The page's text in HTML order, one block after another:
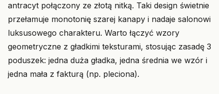
antracyt połączony ze złotą nitką. Taki design świetnie
przełamuje monotonię szarej kanapy i nadaje salonowi
luksusowego charakteru. Warto łączyć wzory
geometryczne z gładkimi teksturami, stosując zasadę 3
poduszek: jedna duża gładka, jedna średnia we wzór i
jedna mała z fakturą (np. pleciona).